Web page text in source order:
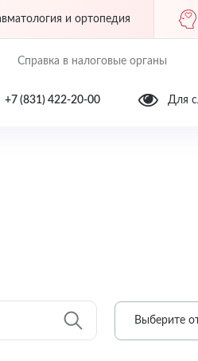
и ортопедия
Справка в налоговые органы
+7 (831) 422-20-00 Для
Выберите